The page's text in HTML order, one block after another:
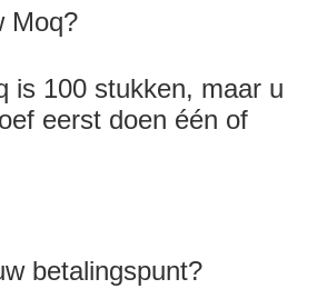
Moq?
is 100 stukken, maar u
eerst doen één of
betalingspunt?